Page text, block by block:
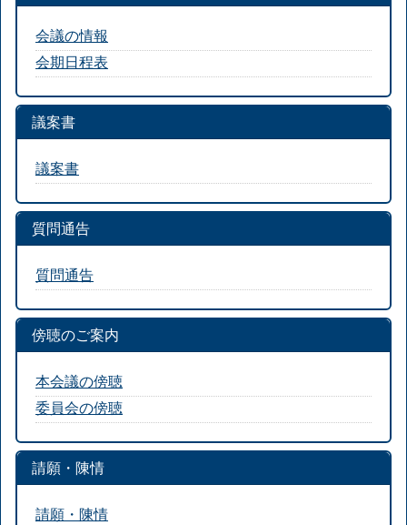
会議の情報
会期日程表
議案書
議案書
質問通告
質問通告
傍聴のご案内
本会議の傍聴
委員会の傍聴
請願・陳情
請願・陳情